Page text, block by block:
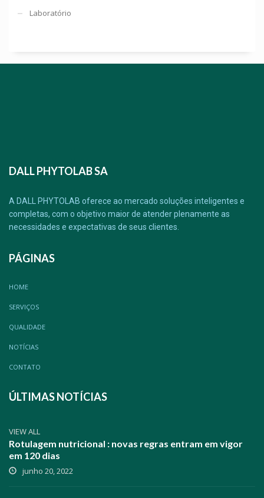
Laboratório
DALL PHYTOLAB SA
A DALL PHYTOLAB oferece ao mercado soluções inteligentes e
completas, com o objetivo maior de atender plenamente as
necessidades e expectativas de seus clientes.
PÁGINAS
HOME
SERVIÇOS
QUALIDADE
NOTÍCIAS
CONTATO
ÚLTIMAS NOTÍCIAS
VIEW ALL
Rotulagem nutricional : novas regras entram em vigor
em 120 dias
junho 20, 2022